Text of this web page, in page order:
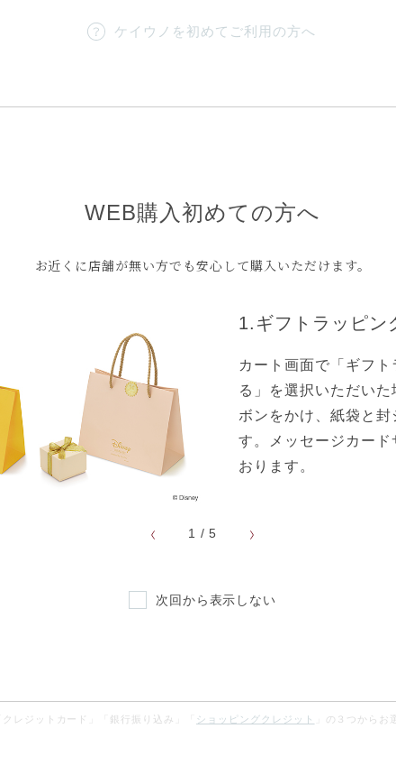
ケイウノを初めてご利用の方へ
～2.4mm
1.6～2.1mm
※ ご注文いただくタイミン
レジットカード」「銀行振り込み」「 ショッピングクレジット 」の３つからお
WEB購入初めての方へ
お近くに店舗が無い方でも安心して購入いただけます。
1.ギフトラッピン
カート画面で「ギフ
る」を選択いただいた
ボンをかけ、紙袋と封
す。メッセージカード
おります。
1 /5
次回から表示しない